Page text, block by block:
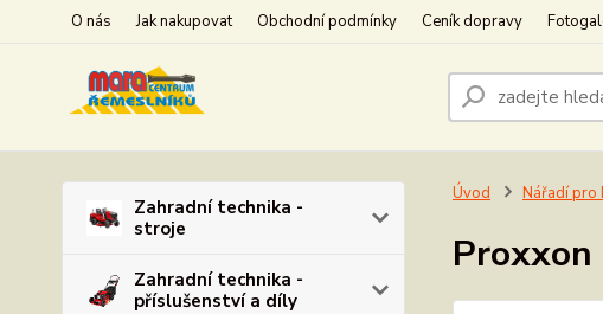
O nás Jak nakupovat Obchodní podmínky Ceník dopravy
Zahradní technika -
stroje
Zahradní technika -
příslušenství a díly
Úvod Nářadí pro